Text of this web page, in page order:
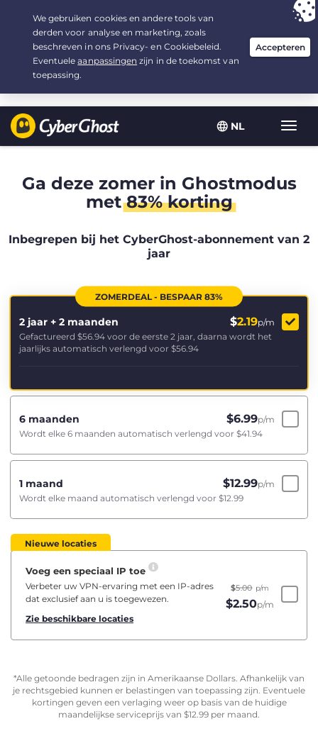
NL
Uw keuze:de beste aanbiedingvoor 2.1666666666667 jaar, voor $
2.19/maand
Ga deze zomer in Ghostmodus
met83% korting
Inbegrepen bij het CyberGhost-abonnement van 2
jaar
ZOMERDEAL - BESPAAR 83%
2 jaar + 2 maanden $2.19p/m
Gefactureerd $56.94 voor de eerste 2 jaar, daarna wordt het
jaarlijks automatisch verlengd voor $56.94
6 maanden $6.99p/m
Wordt elke 6 maanden automatisch verlengd voor $41.94
1 maand $12.99p/m
Wordt elke maand automatisch verlengd voor $12.99
Nieuwe locaties
Voeg een speciaal IP toe
Verbeter uw VPN-ervaring met een IP-adres
dat exclusief aan u is toegewezen.
Zie beschikbare locaties
$5.00 p/m
$2.50p/m
*Alle getoonde bedragen zijn in Amerikaanse Dollars. Afhankelijk van
je rechtsgebied kunnen er belastingen van toepassing zijn. Eventuele
kortingen geven een verlaging weer op basis van de huidige
maandelijkse serviceprijs van $12.99 per maand.